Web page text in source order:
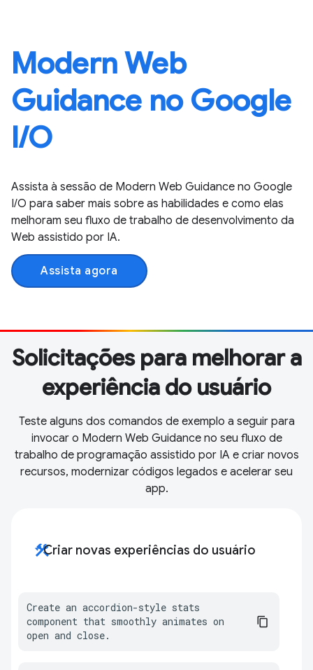
Modern Web
Guidance no Google
I / O
Assista à sessão de Modern Web Guidance no Google
I / O para saber mais sobre as habilidades e como elas
melhoram seu fluxo de trabalho de desenvolvimento da
Web assistido por IA.
Assista agora
Solicitações para melhorar a
experiência do usuário
Teste alguns dos comandos de exemplo a seguir para
invocar o Modern Web Guidance no seu fluxo de
trabalho de programação assistido por IA e criar novos
recursos, modernizar códigos legados e acelerar seu
app.
constructionCriar novas experiências do usuário
Create an accordion-style stats
component that smoothly animates on
open and close.